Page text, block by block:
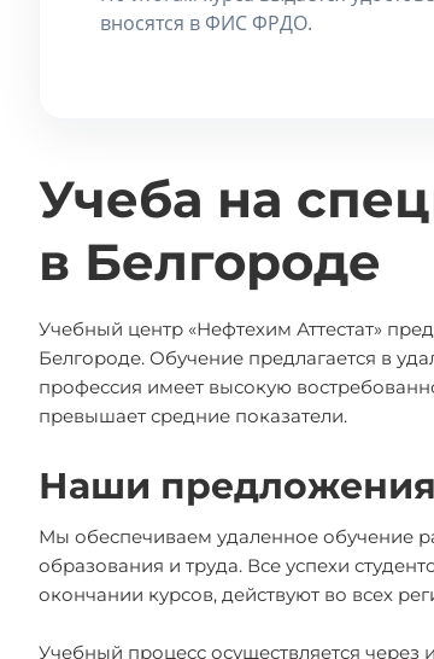
вносятся в ФИС ФРДО.
Учеба на
в Белгороде
Учебный центр «Нефтехим Аттестат»
Белгороде. Обучение предлагается в
профессия имеет высокую
превышает средние показатели.
Наши предложения
Мы обеспечиваем удаленное обучение
образования и труда. Все успехи
окончании курсов, действуют во всех
Учебный процесс осуществляется через